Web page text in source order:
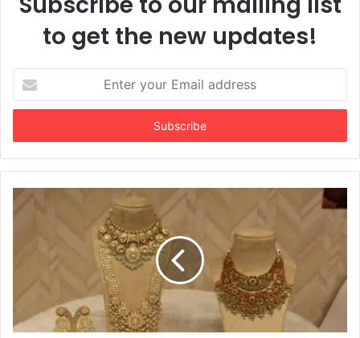
to get the new updates!
your
Email